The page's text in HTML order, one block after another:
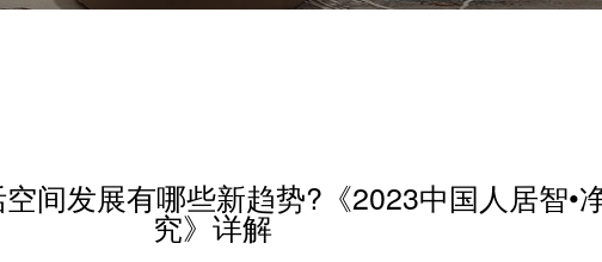
间发展有哪些新趋势?《2023中国人居智•
究》详解